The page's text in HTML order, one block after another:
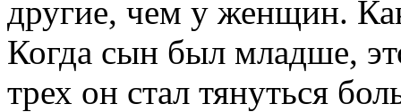
другие, чем у женщин.
Когда сын был младше,
трех он стал тянуться